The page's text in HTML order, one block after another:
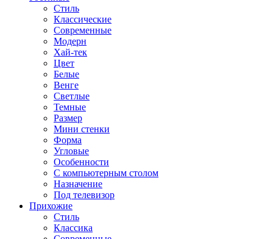
Стиль
Классические
Современные
Модерн
Хай-тек
Цвет
Белые
Венге
Светлые
Темные
Размер
Мини стенки
Форма
Угловые
Особенности
С компьютерным столом
Назначение
Под телевизор
Прихожие
Стиль
Классика